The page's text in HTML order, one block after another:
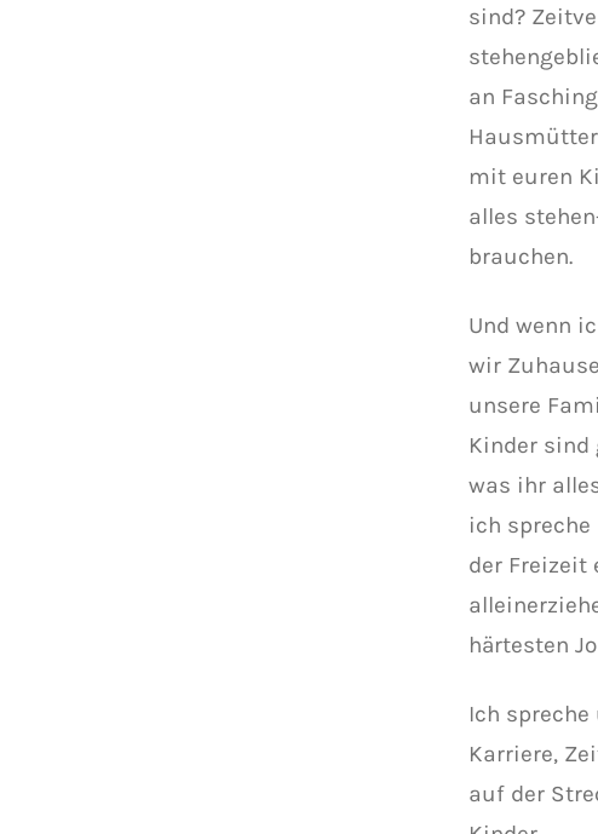
sind?
an
mit euren
alles
brauchen.
Und wenn
wir
unsere
Kinder sind
was ihr
ich
der Freizeit
härtesten
Ich
Karriere,
auf der